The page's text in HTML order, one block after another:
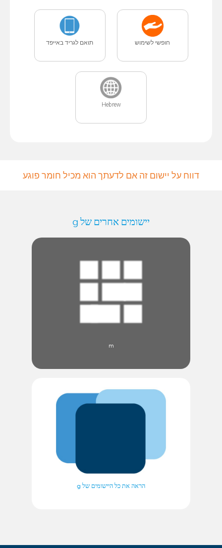
חופשי לשימוש תואם לגריד באייפד
Hebrew
דווח על יישום זה אם לדעתך הוא מכיל חומר פוגע
יישומים אחרים של g
m
הראה את כל היישומים של g